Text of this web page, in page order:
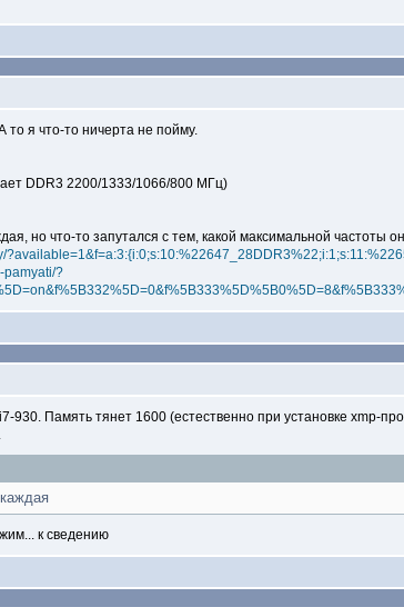
я что-то ничерта не пойму.
DDR3 2200/1333/1066/800 МГц)
но что-то запутался с тем, какой максимальной
pamyati/?
930. Память тянет 1600 (естественно при установке
к сведению